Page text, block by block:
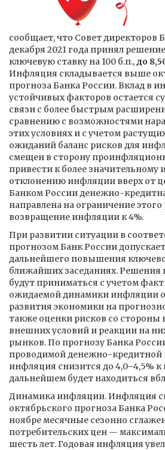
сообщает, что Совет директоров
декабря 2021 года принял
ключевую ставку на 100 б.п.,до
Инфляция складывается выше
прогноза Банка России. Вклад в
устойчивых факторов остается
связи с более быстрым
сравнению с возможностями
этих условиях и с учетом
ожиданий баланс рисков для
смещен в сторону
привести к более
отклонению инфляции вверх от
Банком России денежно-
направлена на ограничение этого
возвращение инфляции к 4%.
При развитии ситуации в
прогнозом Банк России
дальнейшего повышения
ближайших заседаниях. Решения
будут приниматься с учетом
ожидаемой динамики инфляции
развития экономики на
также оценки рисков со стороны
внешних условий и реакции на
рынков. По прогнозу Банка
проводимой денежно-кредитной
инфляция снизится до 4,0–4,5% к
дальнейшем будет находиться
Динамика инфляции. Инфляция
октябрьского прогноза Банка
ноябре месячные сезонно
потребительских цен —
шесть лет. Годовая инфляция